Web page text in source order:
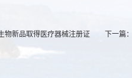
物新品取得医疗器械注册证 下一篇：